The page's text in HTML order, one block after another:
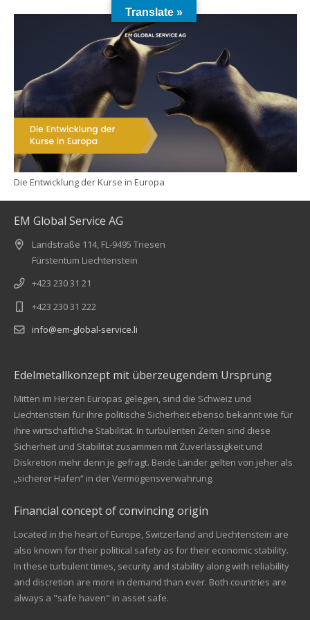
Die Entwicklung der Kurse in Europa
EM Global Service AG
Landstraße 114, FL-9495 Triesen
Fürstentum Liechtenstein
+423 230 31 21
+423 230 31 222
info@em-global-service.li
Edelmetallkonzept mit überzeugendem Ursprung
Mitten im Herzen Europas gelegen, sind die Schweiz und
Liechtenstein für ihre politische Sicherheit ebenso bekannt wie für
ihre wirtschaftliche Stabilität. In turbulenten Zeiten sind diese
Sicherheit und Stabilität zusammen mit Zuverlässigkeit und
Diskretion mehr denn je gefragt. Beide Länder gelten von jeher als
„sicherer Hafen“ in der Vermögensverwahrung.
Financial concept of convincing origin
Located in the heart of Europe, Switzerland and Liechtenstein are
also known for their political safety as for their economic stability.
In these turbulent times, security and stability along with reliability
and discretion are more in demand than ever. Both countries are
always a "safe haven" in asset safe.
Translate »
Kundenbewertungen und Erfahrungen zu
EM Global Service AG